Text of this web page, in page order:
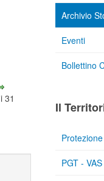
31
Archivio
Eventi
Bollettino
Il
PGT - VAS